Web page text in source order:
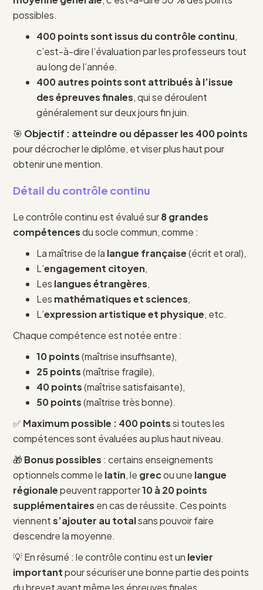
possibles.
400 points sont issus du contrôle continu,
c’est-à-dire l’évaluation par les professeurs tout
au long de l’année.
400 autres points sont attribués à l’issue
des épreuves finales, qui se déroulent
généralement sur deux jours fin juin.
🎯 Objectif : atteindre ou dépasser les 400 points
pour décrocher le diplôme, et viser plus haut pour
obtenir une mention.
Détail du contrôle continu
Le contrôle continu est évalué sur8 grandes
compétencesdu socle commun, comme :
La maîtrise de la langue française(écrit et oral),
L’engagement citoyen,
Les langues étrangères,
Les mathématiques et sciences,
L’expression artistique et physique, etc.
Chaque compétence est notée entre :
10 points(maîtrise insuffisante),
25 points(maîtrise fragile),
40 points(maîtrise satisfaisante),
50 points(maîtrise très bonne).
✅ Maximum possible : 400 pointssi toutes les
compétences sont évaluées au plus haut niveau.
🎁 Bonus possibles : certains enseignements
optionnels comme le latin, le grecou une langue
régionalepeuvent rapporter10 à 20 points
supplémentaires en cas de réussite. Ces points
viennents’ajouter au totalsans pouvoir faire
descendre la moyenne.
💡 En résumé : le contrôle continu est un levier
importantpour sécuriser une bonne partie des points
du brevet avant même les épreuves finales.